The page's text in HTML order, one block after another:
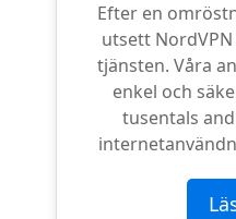
Efter en
utsett
tjänsten. Våra
enkel och
tusentals